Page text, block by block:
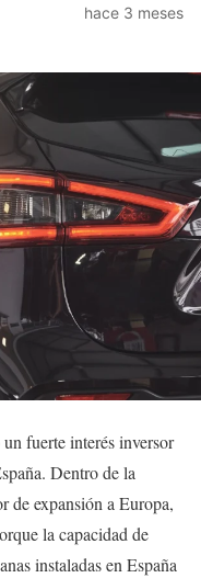
hace 3 meses
fuerte interés inversor
Dentro de la
de expansión a Europa,
la capacidad de
instaladas en España